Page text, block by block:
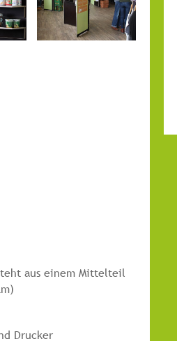
aus einem Mittelteil
Drucker